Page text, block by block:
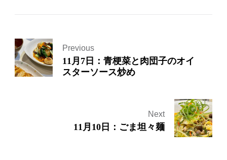
Previous
11月7日：青梗菜と肉団子のオイ
スターソース炒め
Next
11月10日：ごま坦々麺